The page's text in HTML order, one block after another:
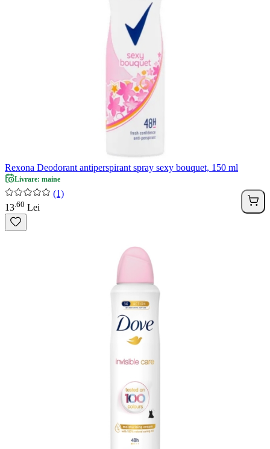
Rexona Deodorant antiperspirant spray sexy bouquet, 150 ml
Livrare: maine
(1)
13 60 Lei